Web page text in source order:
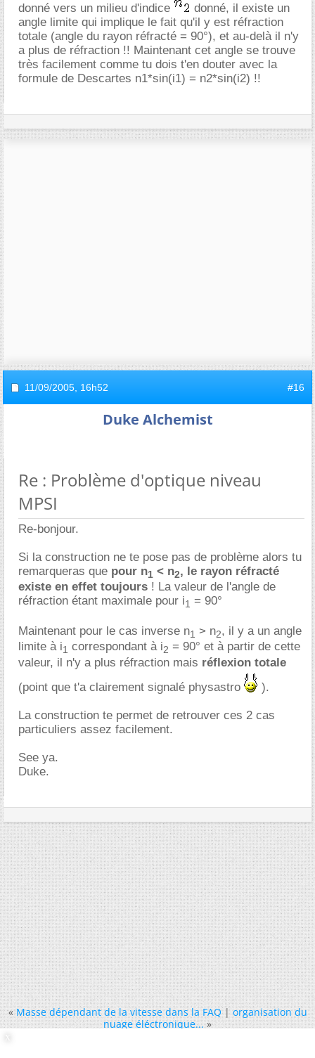
donné vers un milieu d'indice
donné, il existe un
angle limite qui implique le fait qu'il y est réfraction
totale (angle du rayon réfracté = 90°), et au-delà il n'y
a plus de réfraction !! Maintenant cet angle se trouve
très facilement comme tu dois t'en douter avec la
formule de Descartes n1*sin(i1) = n2*sin(i2) !!
11/09/2005, 16h52 #16
Duke Alchemist
Re : Problème d'optique niveau
MPSI
Re-bonjour.
Si la construction ne te pose pas de problème alors tu
remarqueras que pour n1 < n2, le rayon réfracté
existe en effet toujours ! La valeur de l'angle de
réfraction étant maximale pour i1 = 90°
Maintenant pour le cas inverse n1 > n2, il y a un angle
limite à i1 correspondant à i2 = 90° et à partir de cette
valeur, il n'y a plus réfraction mais réflexion totale
(point que t'a clairement signalé physastro
).
La construction te permet de retrouver ces 2 cas
particuliers assez facilement.
See ya.
Duke.
« Masse dépendant de la vitesse dans la FAQ|organisation du
nuage éléctronique... »